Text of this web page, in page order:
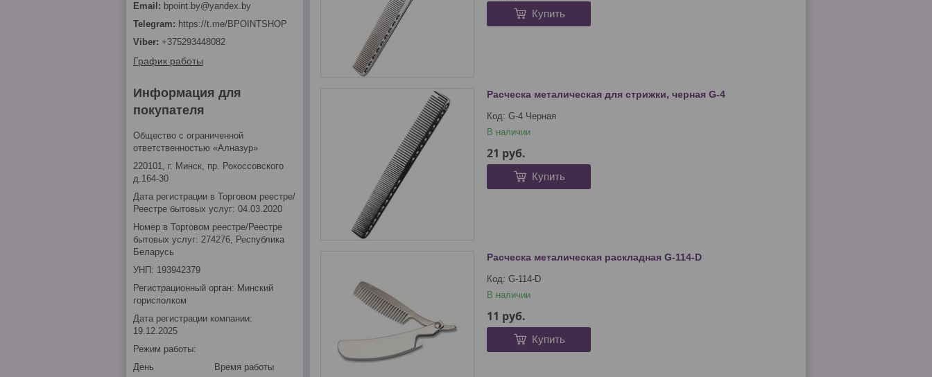
Купить
Расческа металическая для стрижки, черная G-4
G-4 Черная
В наличии
21 руб.
Купить
Расческа металическая раскладная G-114-D
G-114-D
В наличии
11 руб.
Купить
bpoint.by@yandex.by
https://t.me/BPOINTSHOP
+375293448082
График работы
Информация для
покупателя
Общество с ограниченной
ответственностью «Алназур»
220101, г. Минск, пр. Рокоссовского
д.164-30
Дата регистрации в Торговом реестре/
Реестре бытовых услуг: 04.03.2020
Номер в Торговом реестре/Реестре
бытовых услуг: 274276, Республика
Беларусь
УНП: 193942379
Регистрационный орган: Минский
горисполком
Дата регистрации компании:
19.12.2025
Режим работы:
День
Время работы